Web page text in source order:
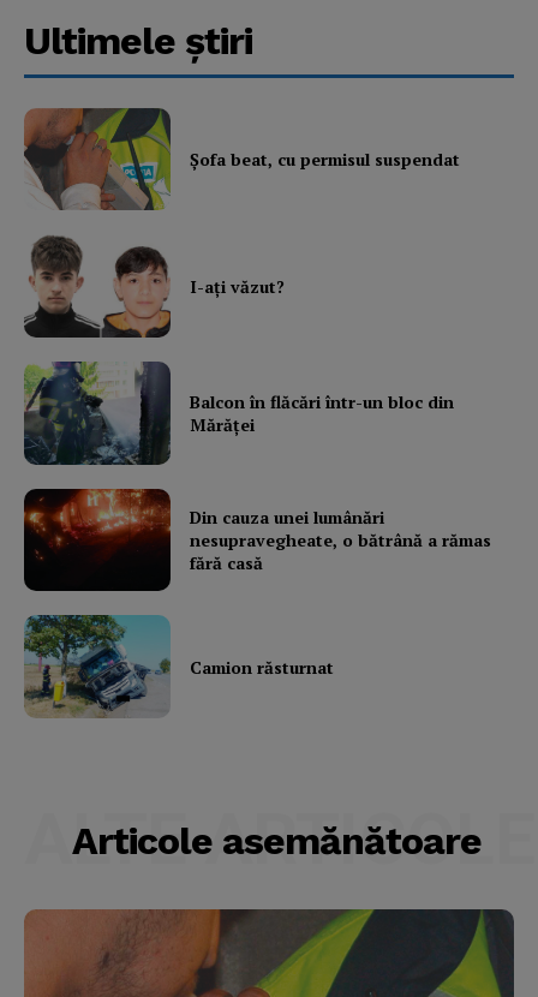
Ultimele ştiri
Şofa beat, cu permisul suspendat
I-aţi văzut?
Balcon în flăcări într-un bloc din
Mărăţei
Din cauza unei lumânări
nesupravegheate, o bătrână a rămas
fără casă
Camion răsturnat
Articole asemănătoare
ALTE ARTICOLE